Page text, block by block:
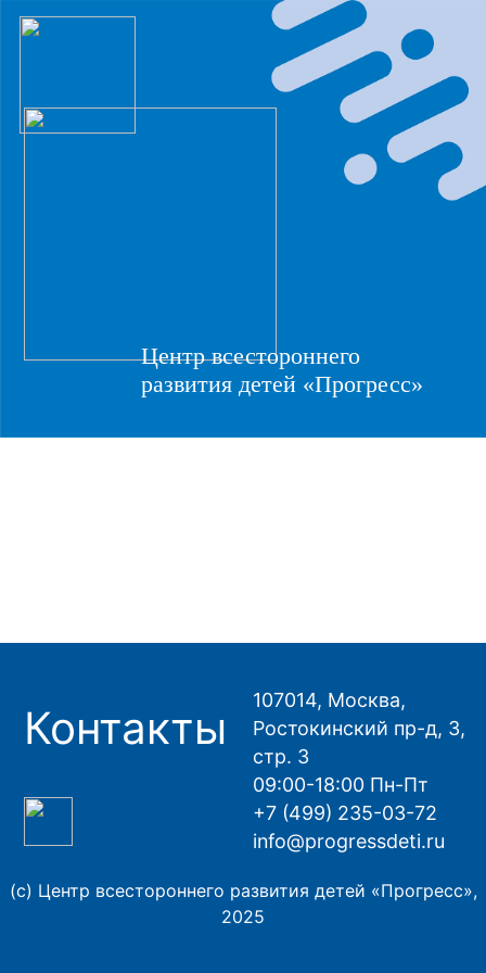
Центр всестороннего
развития детей «Прогресс»
Контакты
107014, Москва,
Ростокинский пр-д, 3,
стр. 3
09:00-18:00 Пн-Пт
+7 (499) 235-03-72
info@progressdeti.ru
(с) Центр всестороннего развития детей «Прогресс»,
2025